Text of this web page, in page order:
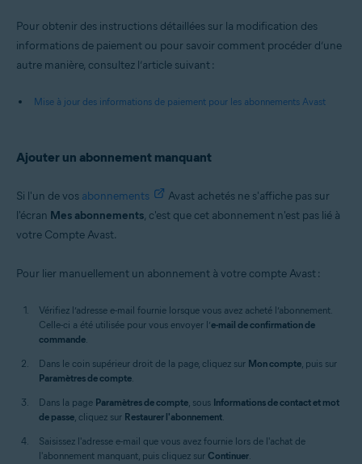
Pour obtenir des instructions détaillées sur la modification des
informations de paiement ou pour savoir comment procéder d’une
autre manière, consultez l’article suivant :
Mise à jour des informations de paiement pour les abonnements Avast
Ajouter un abonnement manquant
Si l'un de vos abonnements
Avast achetés ne s'affiche pas sur
l'écran Mes abonnements, c'est que cet abonnement n'est pas lié à
votre Compte Avast.
Pour lier manuellement un abonnement à votre compte Avast :
Vérifiez l’adresse e-mail fournie lorsque vous avez acheté l’abonnement.
Celle-ci a été utilisée pour vous envoyer l’e-mail de confirmation de
commande.
Dans le coin supérieur droit de la page, cliquez sur Mon compte, puis sur
Paramètres de compte.
Dans la page Paramètres de compte, sous Informations de contact et mot
de passe, cliquez sur Restaurer l'abonnement.
Saisissez l'adresse e-mail que vous avez fournie lors de l'achat de
l'abonnement manquant, puis cliquez sur Continuer.